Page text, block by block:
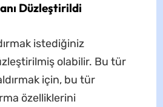
Düzleştirildi
istediğiniz
olabilir. Bu tür
için, bu tür
özelliklerini